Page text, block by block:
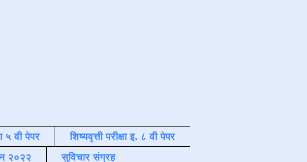
५ वी पेपर
शिष्यवृत्ती परीक्षा इ. ८ वी पेपर
२०२२
सुविचार संग्रह